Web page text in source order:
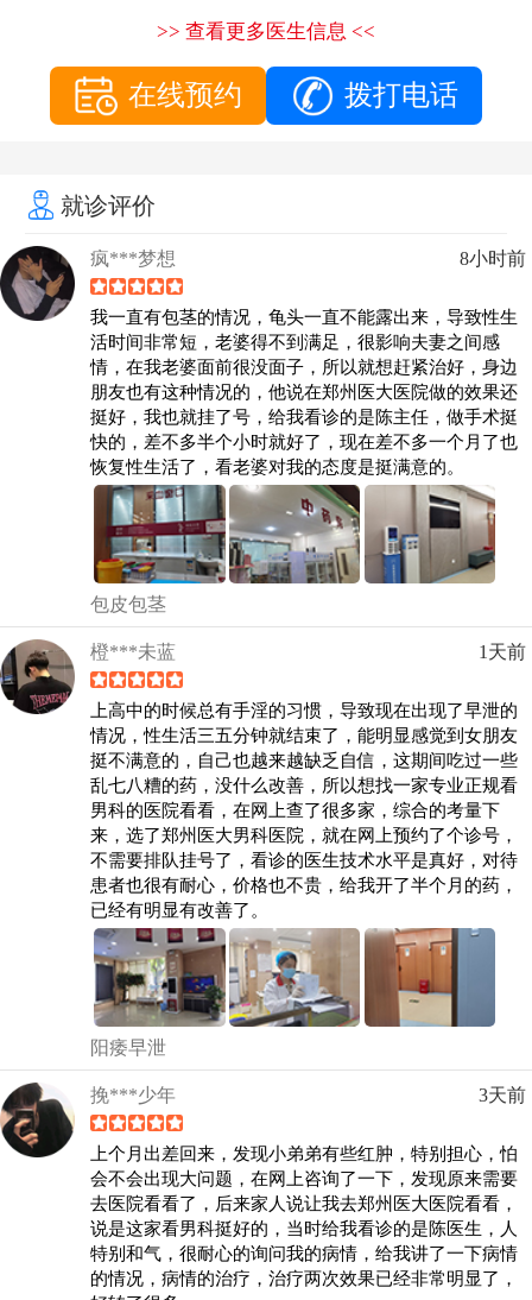
>> 查看更多医生信息 <<
在线预约 拨打电话
就诊评价
疯***梦想 8小时前
我一直有包茎的情况，龟头一直不能露出来，导致性生
活时间非常短，老婆得不到满足，很影响夫妻之间感
情，在我老婆面前很没面子，所以就想赶紧治好，身边
朋友也有这种情况的，他说在郑州医大医院做的效果还
挺好，我也就挂了号，给我看诊的是陈主任，做手术挺
快的，差不多半个小时就好了，现在差不多一个月了也
恢复性生活了，看老婆对我的态度是挺满意的。
包皮包茎
橙***未蓝 1天前
上高中的时候总有手淫的习惯，导致现在出现了早泄的
情况，性生活三五分钟就结束了，能明显感觉到女朋友
挺不满意的，自己也越来越缺乏自信，这期间吃过一些
乱七八糟的药，没什么改善，所以想找一家专业正规看
男科的医院看看，在网上查了很多家，综合的考量下
来，选了郑州医大男科医院，就在网上预约了个诊号，
不需要排队挂号了，看诊的医生技术水平是真好，对待
患者也很有耐心，价格也不贵，给我开了半个月的药，
已经有明显有改善了。
阳痿早泄
挽***少年 3天前
上个月出差回来，发现小弟弟有些红肿，特别担心，怕
会不会出现大问题，在网上咨询了一下，发现原来需要
去医院看看了，后来家人说让我去郑州医大医院看看，
说是这家看男科挺好的，当时给我看诊的是陈医生，人
特别和气，很耐心的询问我的病情，给我讲了一下病情
的情况，病情的治疗，治疗两次效果已经非常明显了，